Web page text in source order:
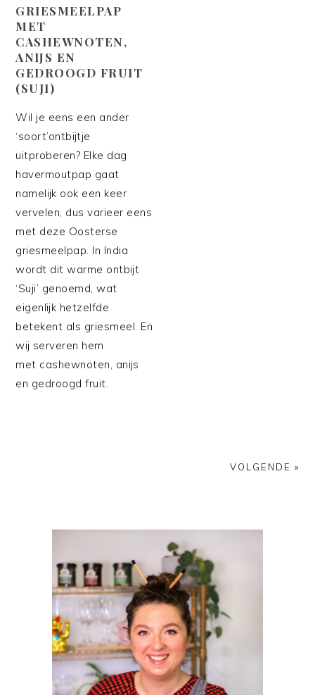
GRIESMEELPAP
MET
CASHEWNOTEN,
ANIJS EN
GEDROOGD FRUIT
(SUJI)
Wil je eens een ander
‘soort’ontbijtje
uitproberen? Elke dag
havermoutpap gaat
namelijk ook een keer
vervelen, dus varieer eens
met deze Oosterse
griesmeelpap. In India
wordt dit warme ontbijt
‘Suji’ genoemd, wat
eigenlijk hetzelfde
betekent als griesmeel. En
wij serveren hem
met cashewnoten, anijs
en gedroogd fruit.
VOLGENDE »